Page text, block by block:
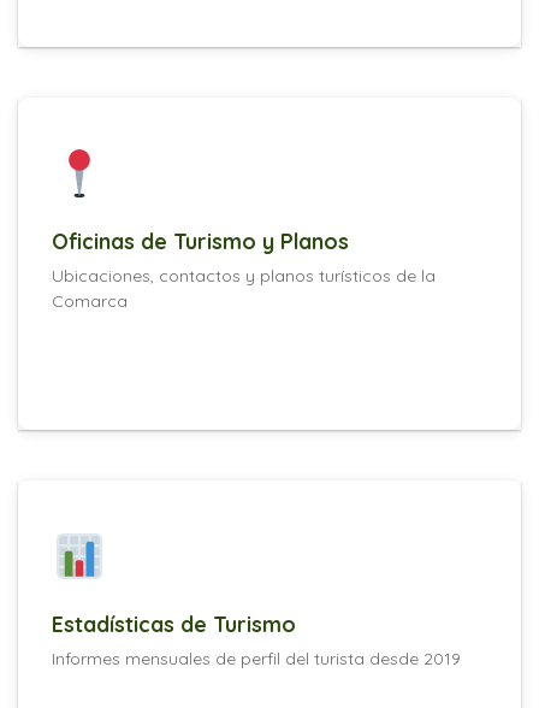
Oficinas de Turismo y Planos
Ubicaciones, contactos y planos turísticos de la
Comarca
Estadísticas de Turismo
Informes mensuales de perfil del turista desde 2019